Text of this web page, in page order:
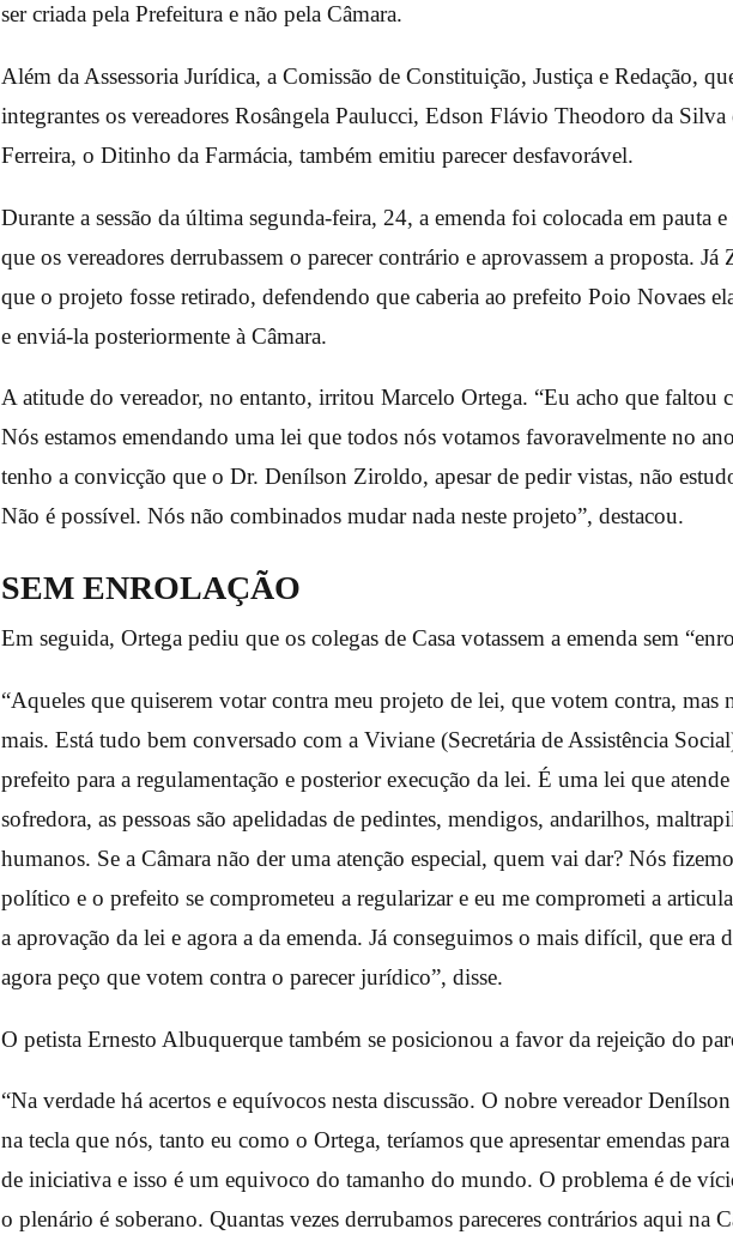
ser criada pela Prefeitura e não pela Câmara.
Além da Assessoria Jurídica, a Comissão de Constituição, Justiça e Redação,
integrantes os vereadores Rosângela Paulucci, Edson Flávio Theodoro da
Ferreira, o Ditinho da Farmácia, também emitiu parecer desfavorável.
Durante a sessão da última segunda-feira, 24, a emenda foi colocada em pauta
que os vereadores derrubassem o parecer contrário e aprovassem a proposta.
que o projeto fosse retirado, defendendo que caberia ao prefeito Poio Novaes
e enviá-la posteriormente à Câmara.
A atitude do vereador, no entanto, irritou Marcelo Ortega. “Eu acho que faltou
Nós estamos emendando uma lei que todos nós votamos favoravelmente no
tenho a convicção que o Dr. Denílson Ziroldo, apesar de pedir vistas, não
Não é possível. Nós não combinados mudar nada neste projeto”, destacou.
SEM ENROLAÇÃO
Em seguida, Ortega pediu que os colegas de Casa votassem a emenda sem
“Aqueles que quiserem votar contra meu projeto de lei, que votem contra, mas
mais. Está tudo bem conversado com a Viviane (Secretária de Assistência
prefeito para a regulamentação e posterior execução da lei. É uma lei que atende
sofredora, as pessoas são apelidadas de pedintes, mendigos, andarilhos,
humanos. Se a Câmara não der uma atenção especial, quem vai dar? Nós
político e o prefeito se comprometeu a regularizar e eu me comprometi a
a aprovação da lei e agora a da emenda. Já conseguimos o mais difícil, que era
agora peço que votem contra o parecer jurídico”, disse.
O petista Ernesto Albuquerque também se posicionou a favor da rejeição do
“Na verdade há acertos e equívocos nesta discussão. O nobre vereador
na tecla que nós, tanto eu como o Ortega, teríamos que apresentar emendas
de iniciativa e isso é um equivoco do tamanho do mundo. O problema é de
o plenário é soberano. Quantas vezes derrubamos pareceres contrários aqui na